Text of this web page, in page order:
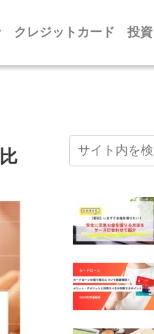
クレジットカード 投資